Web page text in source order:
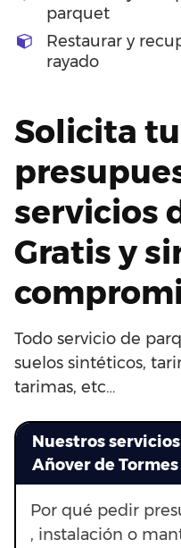
parquet
Restaurar y
rayado
Solicita tu
servicios
Gratis y
Todo servicio de
suelos sintéticos,
tarimas, etc…
Nuestros
Añover de Tormes
Por qué pedir
, instalación o